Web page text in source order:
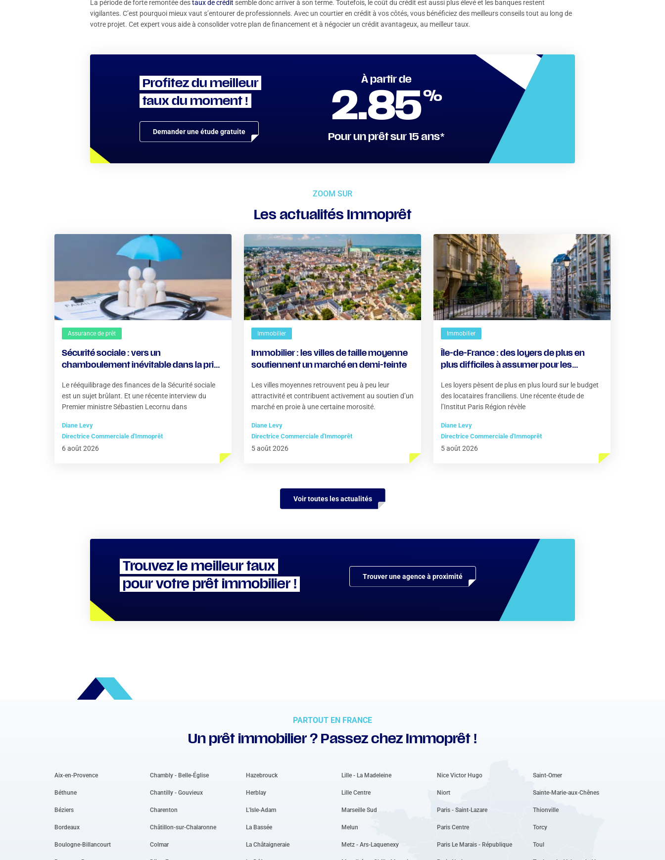
La période de forte remontée destaux de crédit semble donc arriver à son terme. Toutefois, le coût du crédit est aussi plus élevé et les banques restent
vigilantes. C’est pourquoi mieux vaut s’entourer de professionnels. Avec un courtier en crédit à vos côtés, vous bénéficiez des meilleurs conseils tout au long de
votre projet. Cet expert vous aide à consolider votre plan de financement et à négocier un crédit avantageux, au meilleur taux.
Profitez du meilleur
taux du moment !
Demander une étude gratuite
À partir de
2.85%
Pour un prêt sur 15 ans*
ZOOM SUR
Les actualités Immoprêt
Assurance de prêt
Sécurité sociale : vers un
chamboulement inévitable dans la prise
Le rééquilibrage des finances de la Sécurité sociale
est un sujet brûlant. Et une récente interview du
Premier ministre Sébastien Lecornu dans
Diane Levy
Directrice Commerciale d'Immoprêt
6 août 2026
Immobilier
Immobilier : les villes de taille moyenne
soutiennent un marché en demi-teinte
Les villes moyennes retrouvent peu à peu leur
attractivité et contribuent activement au soutien d’un
marché en proie à une certaine morosité.
Diane Levy
Directrice Commerciale d'Immoprêt
5 août 2026
Immobilier
Île-de-France : des loyers de plus en
plus difficiles à assumer pour les
Les loyers pèsent de plus en plus lourd sur le budget
des locataires franciliens. Une récente étude de
l’Institut Paris Région révèle
Diane Levy
Directrice Commerciale d'Immoprêt
5 août 2026
Voir toutes les actualités
Trouvez le meilleur taux
pour votre prêt immobilier !
Trouver une agence à proximité
PARTOUT EN FRANCE
Un prêt immobilier ? Passez chez Immoprêt !
Aix-en-Provence
Béthune
Béziers
Bordeaux
Boulogne-Billancourt
Chambly - Belle-Église
Chantilly - Gouvieux
Charenton
Châtillon-sur-Chalaronne
Colmar
Hazebrouck
Herblay
L'Isle-Adam
La Bassée
La Châtaigneraie
Lille - La Madeleine
Lille Centre
Marseille Sud
Melun
Metz - Ars-Laquenexy
Nice Victor Hugo
Niort
Paris - Saint-Lazare
Paris Centre
Paris Le Marais - République
Saint-Omer
Sainte-Marie-aux-Chênes
Thionville
Torcy
Toul